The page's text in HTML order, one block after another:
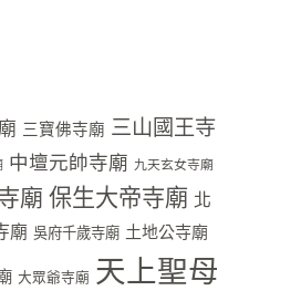
三寶佛寺廟 三山國王寺
中壇元帥寺廟 九天玄女寺廟
廟 保生大帝寺廟 北
廟 吳府千歲寺廟 土地公寺廟
大眾爺寺廟 天上聖母